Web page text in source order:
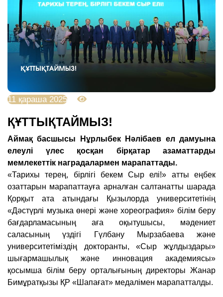
11 қараша 2025
ҚҰТТЫҚТАЙМЫЗ!
Аймақ басшысы Нұрлыбек Нәлібаев ел дамуына
елеулі үлес қосқан бірқатар азаматтарды
мемлекеттік наградалармен марапаттады.
«Тарихы терең, бірлігі бекем Сыр елі!» атты еңбек
озаттарын марапаттауға арналған салтанатты шарада
Қорқыт ата атындағы Қызылорда университетінің
«Дәстүрлі музыка өнері және хореография» білім беру
бағдарламасының аға оқытушысы, мәдениет
саласының үздігі Гүлбану Мырзабаева және
университетіміздің докторанты, «Сыр жұлдыздары»
шығармашылық және инновация академиясы»
қосымша білім беру орталығының директоры Жанар
Бимұратқызы ҚР «Шапағат» медалімен марапатталды.